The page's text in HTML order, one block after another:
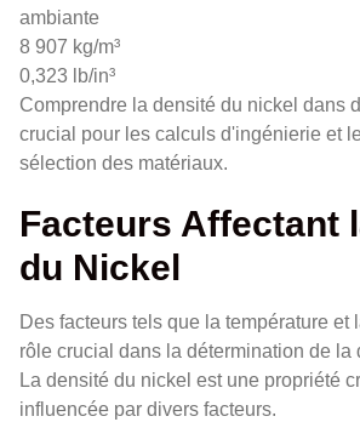
ambiante
8 907 kg/m³
0,323 lb/in³
Comprendre la densité du nickel dans
crucial pour les calculs d'ingénierie et
sélection des matériaux.
Facteurs Affectant
du Nickel
Des facteurs tels que la température et
rôle crucial dans la détermination de la
La densité du nickel est une propriété
influencée par divers facteurs.